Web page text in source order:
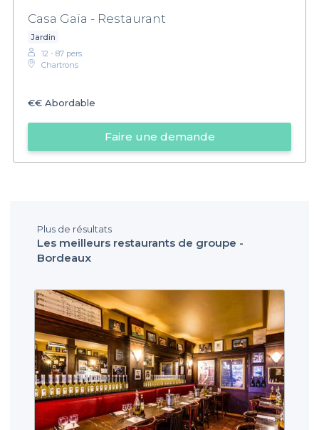
Casa Gaïa - Restaurant
Jardin
12 - 87 pers.
Chartrons
€€ Abordable
Faire une demande
Plus de résultats
Les meilleurs restaurants de groupe -
Bordeaux